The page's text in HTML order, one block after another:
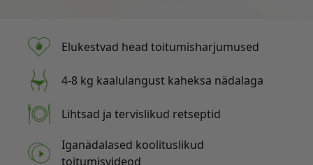
Elukestvad head toitumisharjumused
4-8 kg kaalulangust kaheksa nädalaga
Lihtsad ja tervislikud retseptid
Iganädalased koolituslikud
toitumisvideod